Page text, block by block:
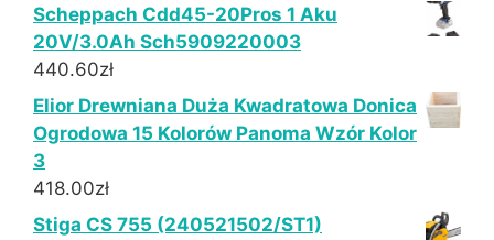
Scheppach Cdd45-20Pros 1 Aku
20V/3.0Ah Sch5909220003
440.60zł
Elior Drewniana Duża Kwadratowa Donica
Ogrodowa 15 Kolorów Panoma Wzór Kolor
3
418.00zł
Stiga CS 755 (240521502/ST1)